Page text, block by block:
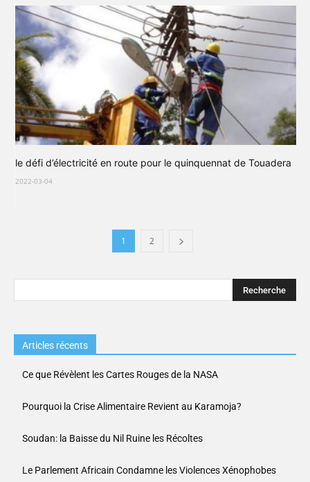
le défi d’électricité en route pour le quinquennat de Touadera
2022-03-04
1 2
Articles récents
Ce que Révèlent les Cartes Rouges de la NASA
Pourquoi la Crise Alimentaire Revient au Karamoja?
Soudan: la Baisse du Nil Ruine les Récoltes
Le Parlement Africain Condamne les Violences Xénophobes